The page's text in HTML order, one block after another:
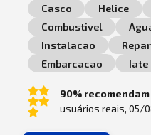
Casco
Helice
Combustivel
Instalacao
Embarcacao
Iate
90% recomendam
usuários reais, 05/